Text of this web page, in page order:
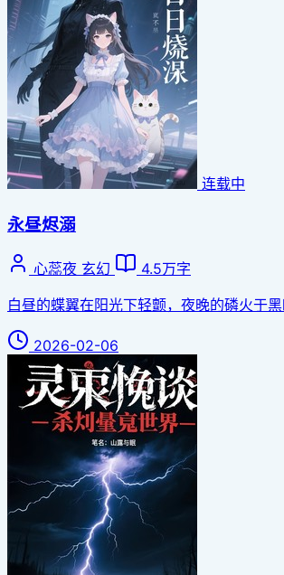
连载中
永昼烬溺
心蕊夜 玄幻
4.5万字
白昼的蝶翼在阳光下轻颤，夜晚的磷火于
2026-02-06